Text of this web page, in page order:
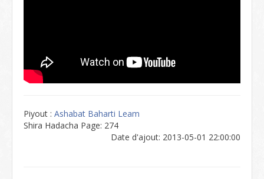
Piyout : Ashabat Baharti Leam
Shira Hadacha Page: 274
Date d'ajout: 2013-05-01 22:00:00